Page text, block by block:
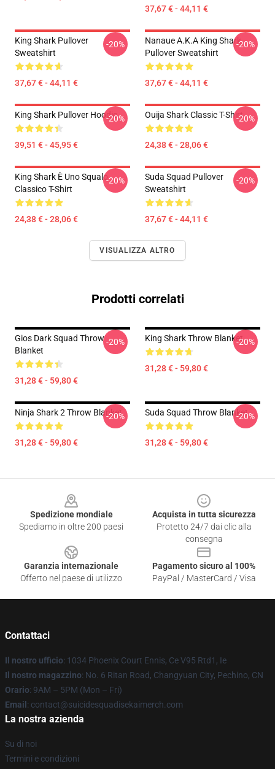
37,67 € - 44,11 €
King Shark Pullover
Sweatshirt
37,67 € - 44,11 €
-20%
Nanaue A.K.A King Shark
Pullover Sweatshirt
37,67 € - 44,11 €
-20%
King Shark Pullover Hoodie
39,51 € - 45,95 €
-20% Ouija Shark Classic T-Shirt
24,38 € - 28,06 €
-20%
King Shark È Uno Squalo
Classico T-Shirt
24,38 € - 28,06 €
-20%
Suda Squad Pullover
Sweatshirt
37,67 € - 44,11 €
-20%
VISUALIZZA ALTRO
Prodotti correlati
Gios Dark Squad Throw
Blanket
31,28 € - 59,80 €
-20% King Shark Throw Blanket
31,28 € - 59,80 €
-20%
Ninja Shark 2 Throw Blanket
31,28 € - 59,80 €
-20% Suda Squad Throw Blanket
31,28 € - 59,80 €
-20%
Spedizione mondiale
Spediamo in oltre 200 paesi
Acquista in tutta sicurezza
Protetto 24/7 dai clic alla
consegna
Garanzia internazionale
Offerto nel paese di utilizzo
Pagamento sicuro al 100%
PayPal / MasterCard / Visa
Contattaci
Il nostro ufficio: 1034 Phoenix Court Ennis, Ce V95 Rtd1, Ie
Il nostro magazzino: No. 6 Ritan Road, Changyuan City, Pechino, CN
Orario: 9AM – 5PM (Mon – Fri)
Email : contact@suicidesquadisekaimerch.com
La nostra azienda
Su di noi
Termini e condizioni